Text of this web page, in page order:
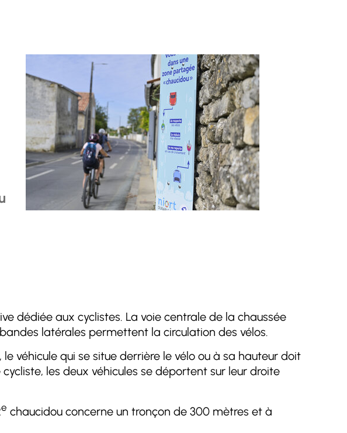
dédiée aux cyclistes. La voie centrale de la chaussée
latérales permettent la circulation des vélos.
véhicule qui se situe derrière le vélo ou à sa hauteur doit
les deux véhicules se déportent sur leur droite
e chaucidou concerne un tronçon de 300 mètres et à